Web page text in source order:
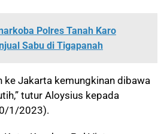
Polres Tanah Karo
Sabu di Tigapanah
ke Jakarta kemungkinan dibawa
tutur Aloysius kepada
1/2023).